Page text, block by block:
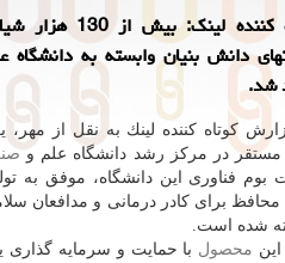
كوتاه كننده
دانش بنیان وابسته به
شد.
كوتاه كننده لینك به نقل از
مستقر در مركز رشد دانشگاه علم و
محافظ برای كادر درمانی و مدافعان
شده است.
این محصول با حمایت و سرمایه